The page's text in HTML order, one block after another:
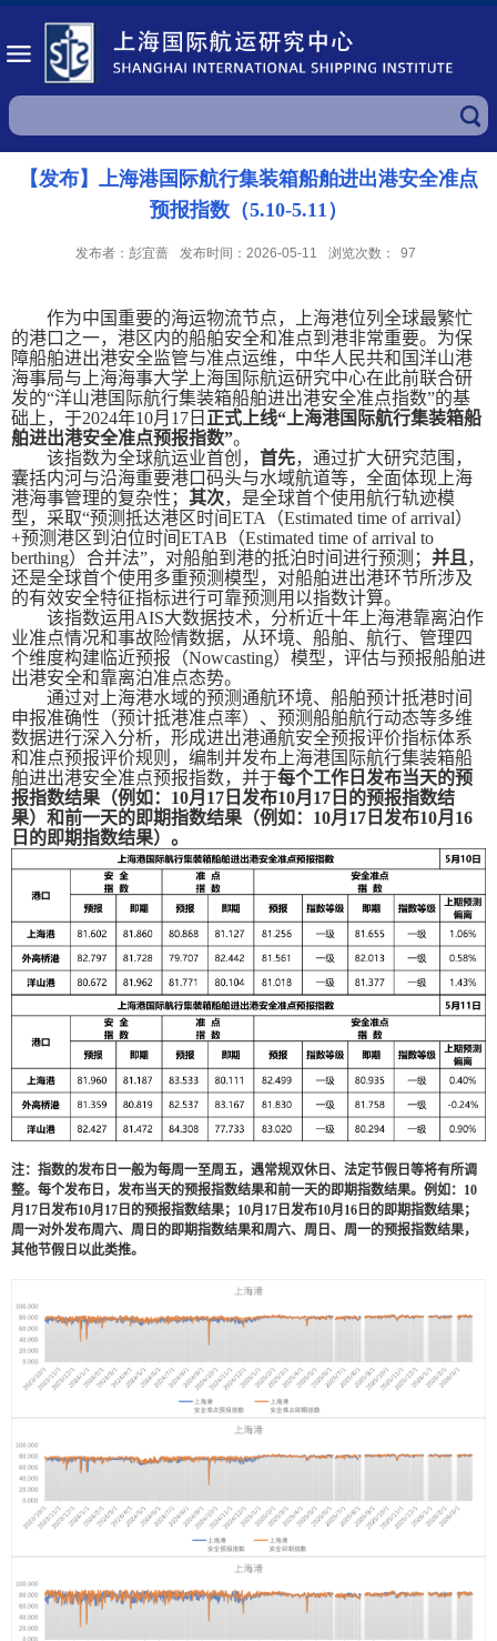
【发布】上海港国际航行集装箱船舶进出港安全准点
预报指数（5.10-5.11）
发布者：彭宜蔷 发布时间：2026-05-11 浏览次数： 97
作为中国重要的海运物流节点，上海港位列全球最繁忙
的港口之一，港区内的船舶安全和准点到港非常重要。为保
障船舶进出港安全监管与准点运维，中华人民共和国洋山港
海事局与上海海事大学上海国际航运研究中心在此前联合研
发的“洋山港国际航行集装箱船舶进出港安全准点指数”的基
础上，于2024年10月 17 日 正式上线“上海港国际航行集装箱船
舶进出港安全准点预报指数”。
该指数为全球航运业首创， 首先，通过扩大研究范围，
囊括内河与沿海重要港口码头与水域航道等，全面体现上海
港海事管理的复杂性； 其次，是全球首个使用航行轨迹模
型，采取“预测抵达港区时间ETA （Estimated time of arrival）
+预测港区到泊位时间ETAB （Estimated time of arrival to
berthing）合并法”，对船舶到港的抵泊时间进行预测； 并且 ，
还是全球首个使用多重预测模型，对船舶进出港环节所涉及
的有效安全特征指标进行可靠预测用以指数计算。
该指数运用 AIS大数据技术，分析近十年上海港靠离泊作
业准点情况和事故险情数据，从环境、船舶、航行、管理四
个维度构建临近预报（Nowcasting）模型，评估与预报船舶进
出港安全和靠离泊准点态势。
通过对上海港水域的预测通航环境、船舶预计抵港时间
申报准确性（预计抵港准点率）、预测船舶航行动态等多维
数据进行深入分析，形成进出港通航安全预报评价指标体系
和准点预报评价规则，编制并发布上海港国际航行集装箱船
舶进出港安全准点预报指数，并于每个工作日发布当天的预
报指数结果（例如： 10月 17 日发布10月 17 日的预报指数结
果）和前一天的即期指数结果（例如： 10月 17 日发布10月 16
日的即期指数结果）。
注：指数的发布日一般为每周一至周五，遇常规双休日、法定节假日等将有所调
整。每个发布日，发布当天的预报指数结果和前一天的即期指数结果。例如： 10
月 17 日发布10月 17 日的预报指数结果； 10月 17 日发布10月 16 日的即期指数结果；
周一对外发布周六、周日的即期指数结果和周六、周日、周一的预报指数结果，
其他节假日以此类推。